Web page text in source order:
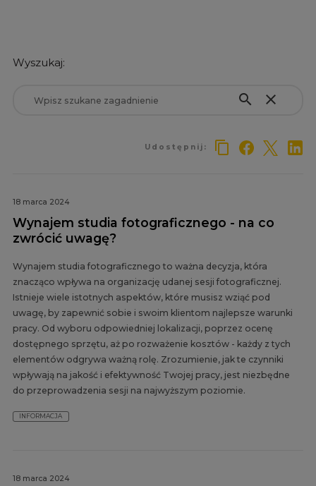
Wyszukaj:
search close
Udostępnij:
18 marca 2024
Wynajem studia fotograficznego - na co
zwrócić uwagę?
Wynajem studia fotograficznego to ważna decyzja, która
znacząco wpływa na organizację udanej sesji fotograficznej.
Istnieje wiele istotnych aspektów, które musisz wziąć pod
uwagę, by zapewnić sobie i swoim klientom najlepsze warunki
pracy. Od wyboru odpowiedniej lokalizacji, poprzez ocenę
dostępnego sprzętu, aż po rozważenie kosztów - każdy z tych
elementów odgrywa ważną rolę. Zrozumienie, jak te czynniki
wpływają na jakość i efektywność Twojej pracy, jest niezbędne
do przeprowadzenia sesji na najwyższym poziomie.
INFORMACJA
18 marca 2024